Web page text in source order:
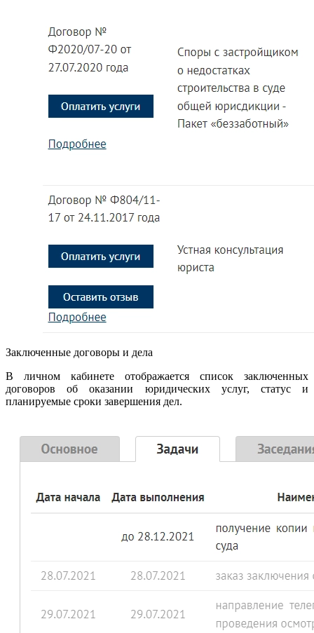
Заключенные договоры и дела
В личном кабинете отображается список заключенных
договоров об оказании юридических услуг, статус и
планируемые сроки завершения дел.